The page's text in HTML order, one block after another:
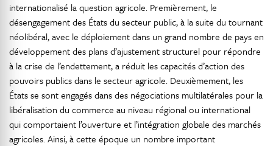
internationalisé la question agricole. Premièrement, le
désengagement des États du secteur public, à la suite du tournant
néolibéral, avec le déploiement dans un grand nombre de pays en
développement des plans d’ajustement structurel pour répondre
à la crise de l’endettement, a réduit les capacités d’action des
pouvoirs publics dans le secteur agricole. Deuxièmement, les
États se sont engagés dans des négociations multilatérales pour la
libéralisation du commerce au niveau régional ou international
qui comportaient l’ouverture et l’intégration globale des marchés
agricoles. Ainsi, à cette époque un nombre important